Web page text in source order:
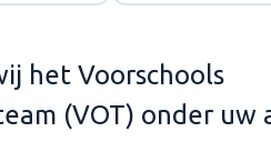
het Voorschools
(VOT) onder uw